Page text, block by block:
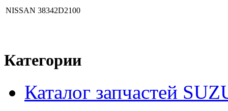
NISSAN 38342D2100
Категории
Каталог запчастей